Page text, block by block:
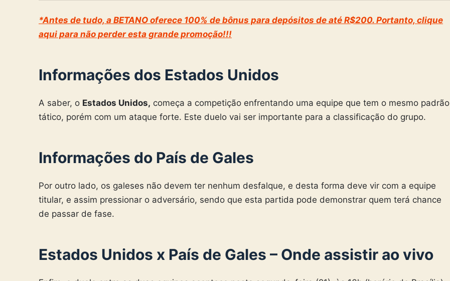
*Antes de tudo, a BETANO oferece 100% de bônus para depósitos de até R$200. Portanto, clique
aqui para não perder esta grande promoção!!!
Informações dos Estados Unidos
A saber, o Estados Unidos, começa a competição enfrentando uma equipe que tem o mesmo padrão
tático, porém com um ataque forte. Este duelo vai ser importante para a classificação do grupo.
Informações do País de Gales
Por outro lado, os galeses não devem ter nenhum desfalque, e desta forma deve vir com a equipe
titular, e assim pressionar o adversário, sendo que esta partida pode demonstrar quem terá chance
de passar de fase.
Estados Unidos x País de Gales – Onde assistir ao vivo